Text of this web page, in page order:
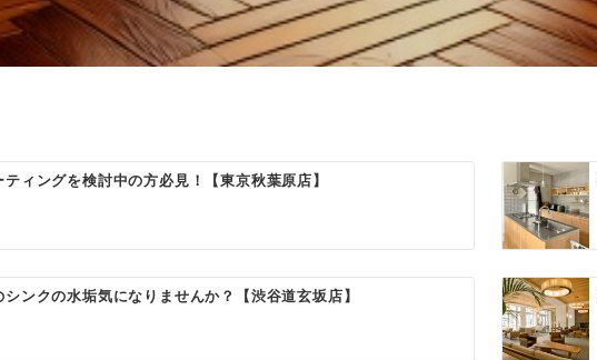
ティングを検討中の方必見！【東京秋葉原店】
シンクの水垢気になりませんか？【渋谷道玄坂店】